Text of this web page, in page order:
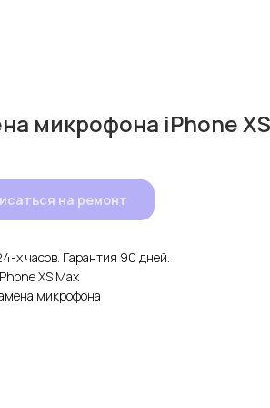
микрофона iPhone
на ремонт
х часов. Гарантия 90 дней.
XS Max
микрофона